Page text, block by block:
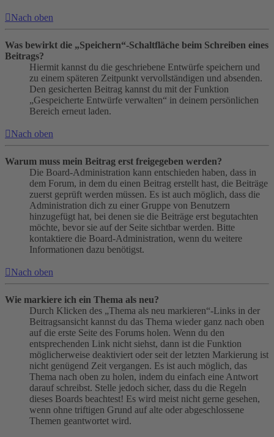
Nach oben
Was bewirkt die „Speichern“-Schaltfläche beim Schreiben eines
Beitrags?
Hiermit kannst du die geschriebene Entwürfe speichern und
zu einem späteren Zeitpunkt vervollständigen und absenden.
Den gesicherten Beitrag kannst du mit der Funktion
„Gespeicherte Entwürfe verwalten“ in deinem persönlichen
Bereich erneut laden.
Nach oben
Warum muss mein Beitrag erst freigegeben werden?
Die Board-Administration kann entschieden haben, dass in
dem Forum, in dem du einen Beitrag erstellt hast, die Beiträge
zuerst geprüft werden müssen. Es ist auch möglich, dass die
Administration dich zu einer Gruppe von Benutzern
hinzugefügt hat, bei denen sie die Beiträge erst begutachten
möchte, bevor sie auf der Seite sichtbar werden. Bitte
kontaktiere die Board-Administration, wenn du weitere
Informationen dazu benötigst.
Nach oben
Wie markiere ich ein Thema als neu?
Durch Klicken des „Thema als neu markieren“-Links in der
Beitragsansicht kannst du das Thema wieder ganz nach oben
auf die erste Seite des Forums holen. Wenn du den
entsprechenden Link nicht siehst, dann ist die Funktion
möglicherweise deaktiviert oder seit der letzten Markierung ist
nicht genügend Zeit vergangen. Es ist auch möglich, das
Thema nach oben zu holen, indem du einfach eine Antwort
darauf schreibst. Stelle jedoch sicher, dass du die Regeln
dieses Boards beachtest! Es wird meist nicht gerne gesehen,
wenn ohne triftigen Grund auf alte oder abgeschlossene
Themen geantwortet wird.